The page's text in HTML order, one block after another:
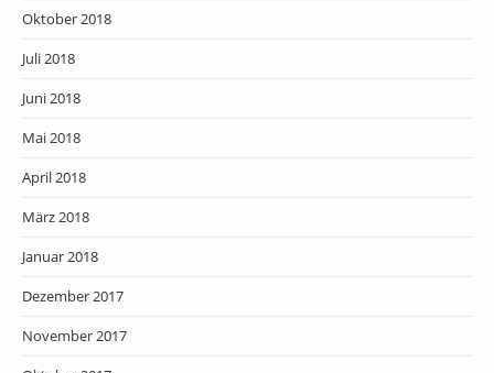
Oktober 2018
Juli 2018
Juni 2018
Mai 2018
April 2018
März 2018
Januar 2018
Dezember 2017
November 2017